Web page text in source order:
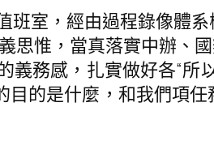
班室，經由過程錄像體
思惟，當真落實中辦、
義務感，扎實做好各“所
的是什麼，和我們項